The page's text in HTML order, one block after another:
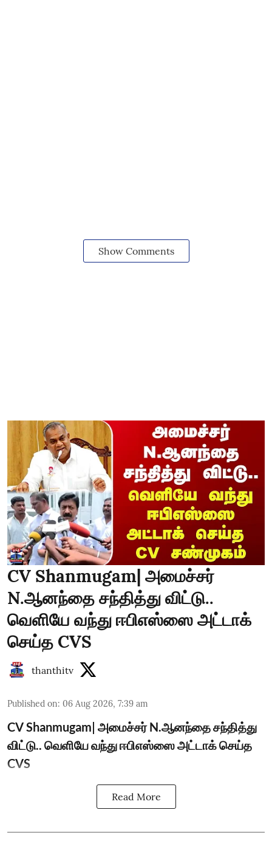
Show Comments
CV Shanmugam| அமைச்சர்
N.ஆனந்தை சந்தித்து விட்டு..
வெளியே வந்து ஈபிஎஸ்ஸை அட்டாக்
செய்த CVS
thanthitv
Published on: 06 Aug 2026, 7:39 am
CV Shanmugam| அமைச்சர் N.ஆனந்தை சந்தித்து
விட்டு.. வெளியே வந்து ஈபிஎஸ்ஸை அட்டாக் செய்த
CVS
Read More